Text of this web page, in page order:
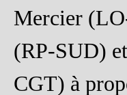
Mercier
(RP-SUD)
CGT) à